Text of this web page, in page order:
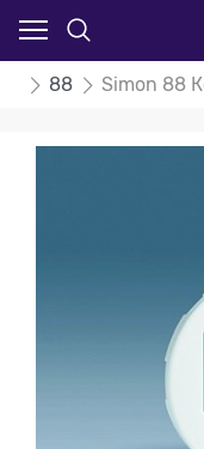
88 Simon 88